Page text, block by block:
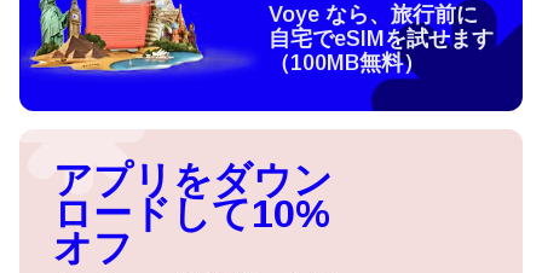
Voye なら、旅行前に
自宅でeSIMを試せます
（100MB無料）
アプリをダウン
ロードして10%
オフ